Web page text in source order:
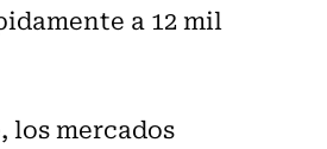
a 12 mil
los mercados